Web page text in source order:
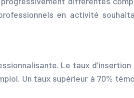
en activité
Le taux
Un taux supérieur à 70%